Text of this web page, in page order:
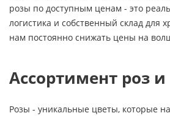
розы по доступным ценам - это
логистика и собственный склад для
нам постоянно снижать цены на
Ассортимент роз
Розы - уникальные цветы, которые